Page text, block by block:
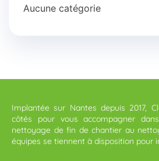
Aucune catégorie
Implantée sur Nantes depuis 2017,
côtés pour vous accompagner
nettoyage de fin de chantier au
équipes se tiennent à disposition pour